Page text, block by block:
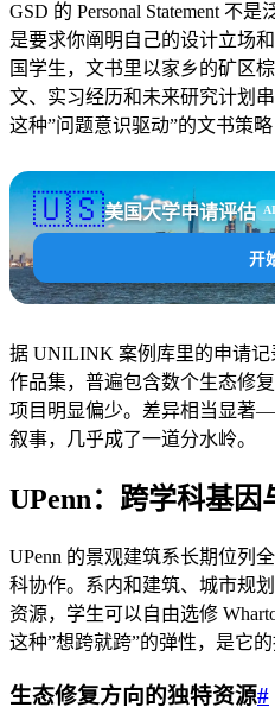
GSD 的 Personal Statement 不
是要求你阐明自己的设计立场
国学生，文书里以家乡的矿区
文、实习经历和未来研究计划
这种”问题意识驱动”的文书策
🇺🇸美国大学申请评估
开
据 UNILINK 案例库里的申请
作品集，普遍包含数个生态修
项目明显偏少。差异相当显著
叙事，几乎成了一道分水岭。
UPenn：跨学科基因
UPenn 的景观建筑系长期位列
科协作。系内和建筑、城市规
资源，学生可以自由选修
这种”想跨就跨”的弹性，是它的
生态修复方向的独特资源#